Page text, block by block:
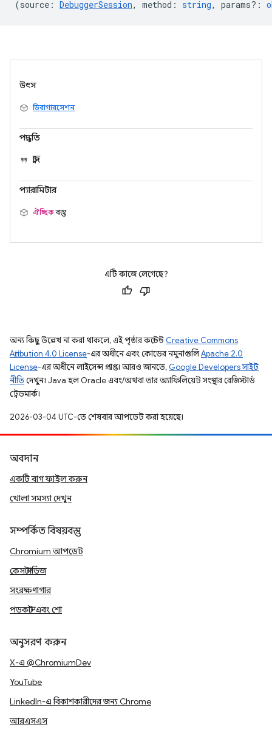
(source : DebuggerSession, method : string, params? :
উৎস
ডিবাগারসেশন
পদ্ধতি
স্ট্রিং
প্যারামিটার
ঐচ্ছিকবস্তু
এটি কাজে লেগেছে?
অন্য কিছু উল্লেখ না করা থাকলে, এই পৃষ্ঠার কন্টেন্ট Creative Commons
Attribution 4.0 License-এর অধীনে এবং কোডের নমুনাগুলিApache 2.0
License-এর অধীনে লাইসেন্স প্রাপ্ত। আরও জানতে, Google Developers সাইট
নীতিদেখুন। Java হল Oracle এবং/অথবা তার অ্যাফিলিয়েট সংস্থার রেজিস্টার্ড
ট্রেডমার্ক।
2026-03-04 UTC-তে শেষবার আপডেট করা হয়েছে।
অবদান
একটি বাগ ফাইল করুন
খোলা সমস্যা দেখুন
সম্পর্কিত বিষয়বস্তু
Chromium আপডেট
কেস স্টাডিজ
সংরক্ষণাগার
পডকাস্ট এবং শো
অনুসরণ করুন
X-এ @ChromiumDev
YouTube
LinkedIn-এ বিকাশকারীদের জন্য Chrome
আরএসএস